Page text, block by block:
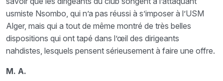
usmiste Nsombo, qui n’a pas réussi à s’imposer à l’USM
Alger, mais qui a tout de même montré de très belles
dispositions qui ont tapé dans l’œil des dirigeants
nahdistes, lesquels pensent sérieusement à faire une offre.
M. A.